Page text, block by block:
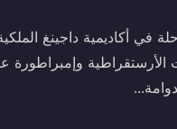
في أكاديمية داجينغ
الأرستقراطية